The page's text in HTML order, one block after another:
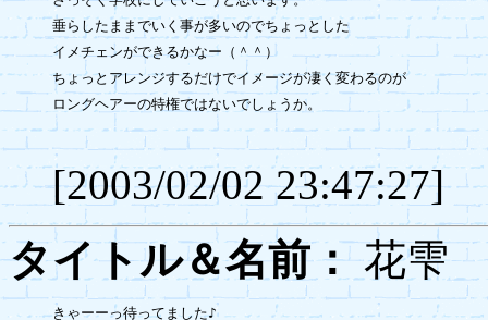
垂らしたままでいく事が多いのでちょっとした
イメチェンができるかなー（＾＾）
ちょっとアレンジするだけでイメージが凄く変わるのが
ロングヘアーの特権ではないでしょうか。
[2003/02/02 23:47:27]
タイトル＆名前：花
きゃーーっ待ってました♪